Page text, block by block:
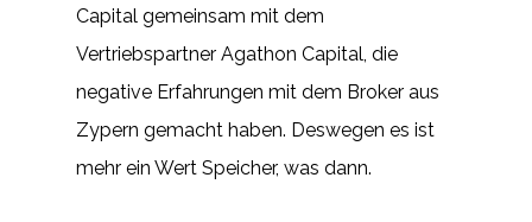
Capital gemeinsam mit dem
Vertriebspartner Agathon Capital, die
negative Erfahrungen mit dem Broker aus
Zypern gemacht haben. Deswegen es ist
mehr ein Wert Speicher, was dann.